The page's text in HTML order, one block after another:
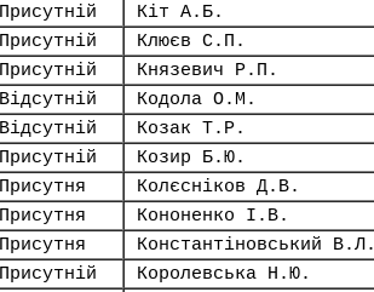
Присутній Кіт А.Б.
Присутній Клюєв С.П.
Присутній Князевич Р.П.
Відсутній Кодола О.М.
Відсутній Козак Т.Р.
Присутній Козир Б.Ю.
Присутня Колєсніков Д.В.
Присутня Кононенко І.В.
Присутня Константіновський В.Л.
Присутній Королевська Н.Ю.